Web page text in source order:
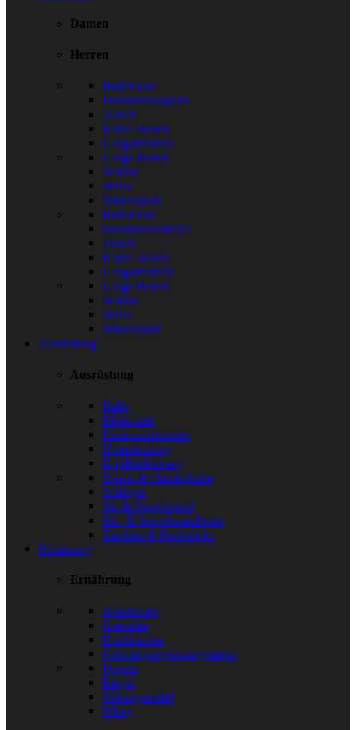
Damen
Herren
Bademode
Funktionswäsche
Jacken
Kurze Hosen
Langarmshirts
Lange Hosen
Schuhe
Shirts
Wintersport
Bademode
Funktionswäsche
Jacken
Kurze Hosen
Langarmshirts
Lange Hosen
Schuhe
Shirts
Wintersport
Ausrüstung
Ausrüstung
Bälle
Elektronik
Fitnessarmbänder
Hometraining
Kopfbedeckung
Schals & Handschuhe
Schläger
Ski & Snowboard
Ski- & Snowboardboots
Taschen & Rucksäcke
Ernährung
Ernährung
Abnehmen
Getränke
Kochbücher
Nahrungsergänzungsmittel
Protein
Riegel
Süßungsmittel
Whey